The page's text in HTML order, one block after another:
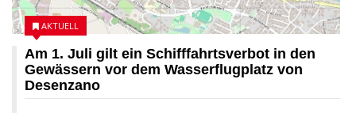
Am 1. Juli gilt ein Schifffahrtsverbot in den
Gewässern vor dem Wasserflugplatz von
Desenzano
AKTUELL